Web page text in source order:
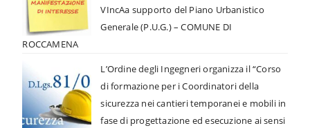
VIncAa supporto del Piano Urbanistico
Generale (P.U.G.) – COMUNE DI
ROCCAMENA
L’Ordine degli Ingegneri organizza il “Corso
di formazione per i Coordinatori della
sicurezza nei cantieri temporanei e mobili in
fase di progettazione ed esecuzione ai sensi